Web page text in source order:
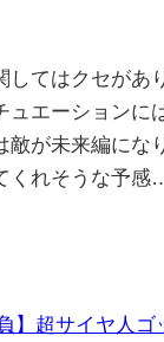
してはクセがあ
ュエーションに
が未来編にな
くれそうな予感
】超サイヤ人ゴ